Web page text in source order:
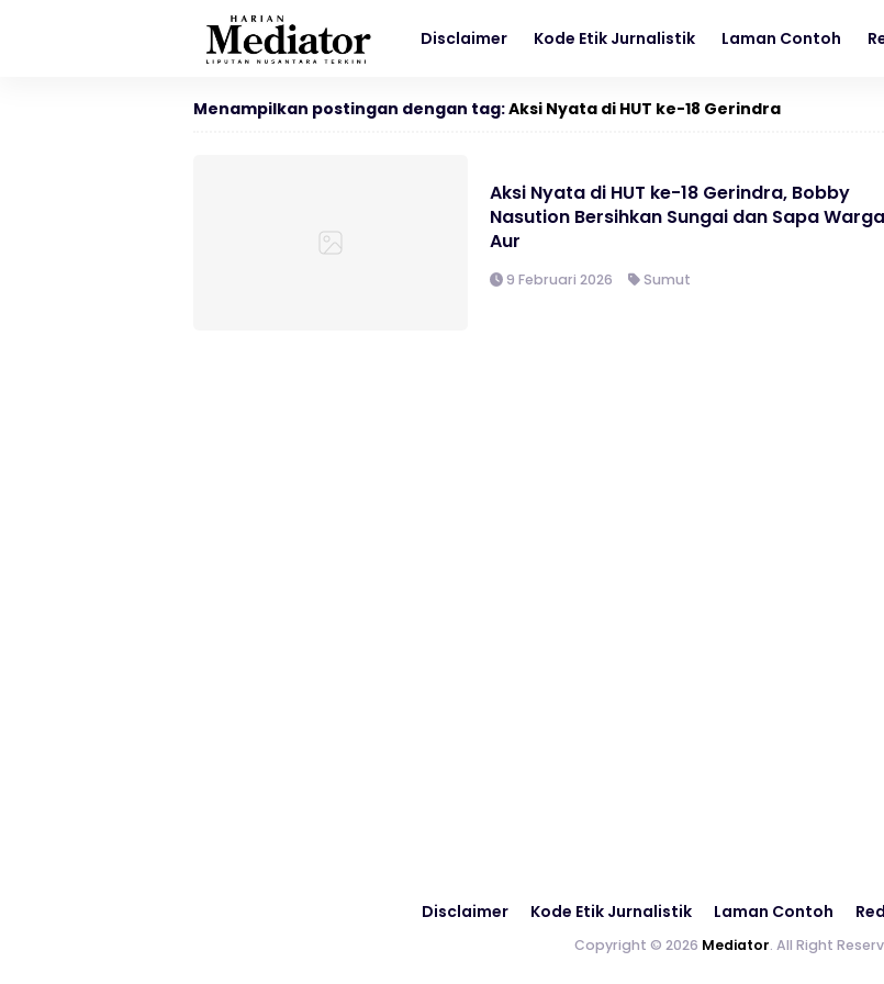
Disclaimer Kode Etik Jurnalistik Laman Contoh
Menampilkan postingan dengan tag:Aksi Nyata di HUT ke-18 Gerindra
Aksi Nyata di HUT ke-18 Gerindra, Bobby
Nasution Bersihkan Sungai dan Sapa Warga
Aur
9 Februari 2026 Sumut
Disclaimer Kode Etik Jurnalistik Laman Contoh
Copyright © 2026 Mediator. All Right